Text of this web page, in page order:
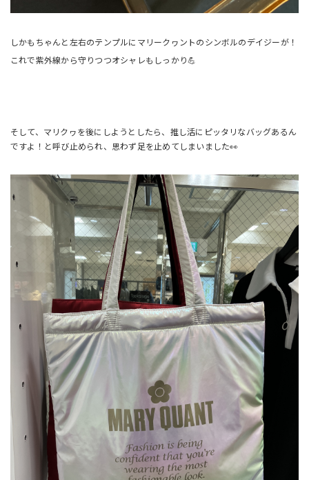
しかもちゃんと左右のテンプルにマリークヮントのシンボルのデイジーが！
これで紫外線から守りつつオシャレもしっかり💪
そして、マリクヮを後にしようとしたら、推し活にピッタリなバッグあるん
ですよ！と呼び止められ、思わず足を止めてしまいました👀